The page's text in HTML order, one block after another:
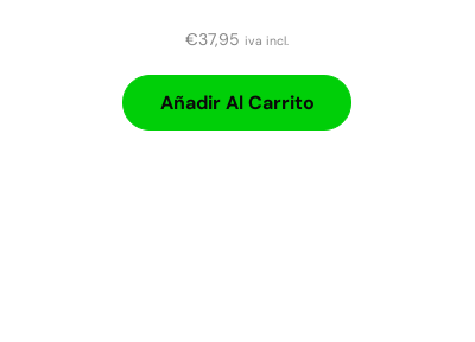
€37,95 iva incl.
Añadir Al Carrito